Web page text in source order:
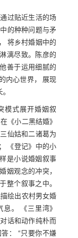
过贴近生活的场
的种种问题与矛
将乡村婚姻中的
漓尽致。陈彦的
善于运用细腻的
内心世界， 展现
模式展开婚姻叙
《小二黑结婚》
仙姑和二诸葛为
《登记》中的小
是小说婚姻叙事
姻观念的冲突，
整个叙事之中。
绘出农村男女婚
。 《三里湾》
话和动作纯朴而
： “只要你不嫌